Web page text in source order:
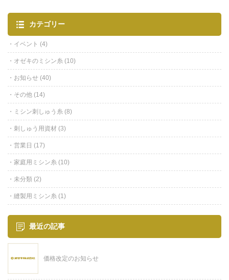
カテゴリー
イベント (4)
オゼキのミシン糸 (10)
お知らせ (40)
その他 (14)
ミシン刺しゅう糸 (8)
刺しゅう用資材 (3)
営業日 (17)
家庭用ミシン糸 (10)
未分類 (2)
縫製用ミシン糸 (1)
最近の記事
価格改定のお知らせ